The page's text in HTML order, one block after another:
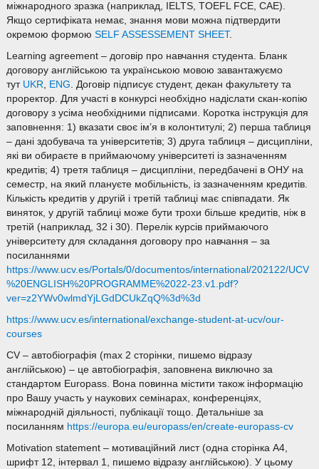
міжнародного зразка (наприклад, IELTS, TOEFL FCE, CAE).
Якщо сертифіката немає, знання мови можна підтвердити
окремою формою SELF ASSESSEMENT SHEET.
Learning agreement – договір про навчання студента. Бланк
договору англійською та українською мовою завантажуємо
тут UKR, ENG. Договір підписує студент, декан факультету та
проректор. Для участі в конкурсі необхідно надіслати скан-копію
договору з усіма необхідними підписами. Коротка інструкція для
заповнення: 1) вказати своє ім’я в колонтитулі; 2) перша таблиця
– дані здобувача та університетів; 3) друга таблиця – дисципліни,
які ви обираєте в приймаючому університеті із зазначенням
кредитів; 4) третя таблиця – дисципліни, передбачені в ОНУ на
семестр, на який плануєте мобільність, із зазначенням кредитів.
Кількість кредитів у другій і третій таблиці має співпадати. Як
виняток, у другій таблиці може бути трохи більше кредитів, ніж в
третій (наприклад, 32 і 30). Перелік курсів приймаючого
університету для складання договору про навчання – за
посиланнями
https://www.ucv.es/Portals/0/documentos/international/202122/UCV
%20ENGLISH%20PROGRAMME%2022-23.v1.pdf?
ver=z2YWv0wlmdYjLGdDCUkZqQ%3d%3d
https://www.ucv.es/international/exchange-student-at-ucv/our-
courses
CV – автобіографія (max 2 сторінки, пишемо відразу
англійською) – це автобіографія, заповнена виключно за
стандартом Europass. Вона повинна містити також інформацію
про Вашу участь у наукових семінарах, конференціях,
міжнародній діяльності, публікації тощо. Детальніше за
посиланням https://europa.eu/europass/en/create-europass-cv
Motivation statement – мотиваційний лист (одна сторінка А4,
шрифт 12, інтервал 1, пишемо відразу англійською). У цьому